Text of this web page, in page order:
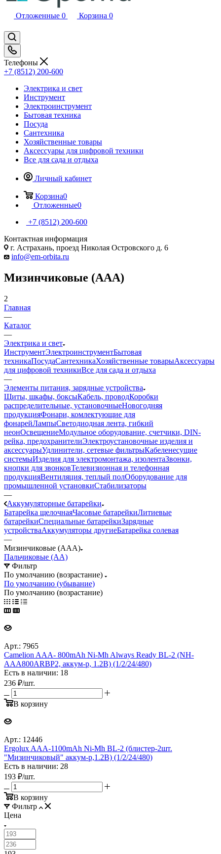
Отложенные 0 Корзина 0
Телефоны
+7 (8512) 200-600
Электрика и свет
Инструмент
Электроинструмент
Бытовая техника
Посуда
Сантехника
Хозяйственные товары
Аксессуары для цифровой техники
Все для сада и отдыха
Личный кабинет
Корзина0
Отложенные0
+7 (8512) 200-600
Контактная информация
г. Астрахань, проезд Николая Островского д. 6
info@em-orbita.ru
Мизинчиковые (AAA)
2
Главная
—
Каталог
—
Электрика и свет
ИнструментЭлектроинструментБытовая
техникаПосудаСантехникаХозяйственные товарыАксессуары
для цифровой техникиВсе для сада и отдыха
—
Элементы питания, зарядные устройства
Щиты, шкафы, боксыКабель, проводКоробки
распределительные, установочныеНовогодняя
продукцияФонари, комлектующие для
фонарейЛампыСветодиодная лента, гибкий
неонОсвещениеМодульное оборудование, счетчики, DIN-
рейка, предохранителиЭлектроустановочные изделия и
аксессуарыУдлинители, сетевые фильтрыКабеленесущие
системыИзделия для электромонтажа, изолентаЗвонки,
кнопки для звонковТелевизионная и телефонная
продукцияВентиляция, теплый полОборудование для
промышленной установкиСтабилизаторы
—
Аккумуляторные батарейки
Батарейка щелочнаяЧасовые батарейкиЛитиевые
батарейкиСпециальные батарейкиЗарядные
устройстваАккумуляторы другиеБатарейка солевая
—
Мизинчиковые (AAA)
Пальчиковые (AA)
Фильтр
По умолчанию (возрастание)
По умолчанию (убывание)
По умолчанию (возрастание)
Арт.: 7965
Camelion AAA- 800mAh Ni-Mh Always Ready BL-2 (NH-
AAA800ARBP2, аккум-р, 1.2В) (1/2/24/480)
Есть в наличии: 18
236 ₽/шт.
В корзину
Арт.: 12446
Ergolux AAA-1100mAh Ni-Mh BL-2 (блистер-2шт.
"Мизинчиковый" аккум-р,1.2В) (1/2/24/480)
Есть в наличии: 28
193 ₽/шт.
В корзину
Фильтр
Цена